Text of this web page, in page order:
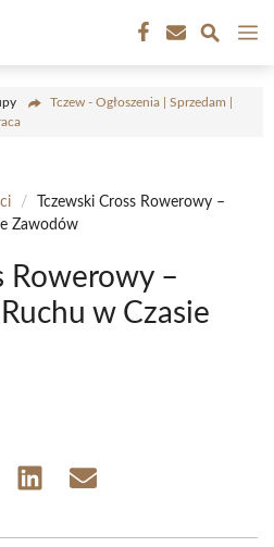
Tczew - Ogłoszenia | Sprzedam |
/
Tczewski Cross Rowerowy –
Zawodów
Rowerowy –
w Czasie
Share Share